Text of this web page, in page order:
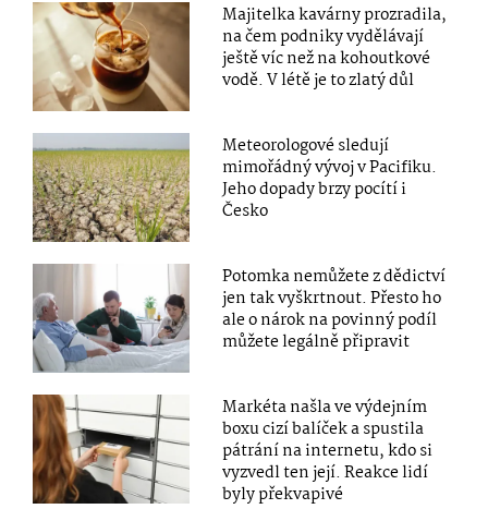
Majitelka kavárny prozradila,
na čem podniky vydělávají
ještě víc než na kohoutkové
vodě. V létě je to zlatý důl
Meteorologové sledují
mimořádný vývoj v Pacifiku.
Jeho dopady brzy pocítí i
Česko
Potomka nemůžete z dědictví
jen tak vyškrtnout. Přesto ho
ale o nárok na povinný podíl
můžete legálně připravit
Markéta našla ve výdejním
boxu cizí balíček a spustila
pátrání na internetu, kdo si
vyzvedl ten její. Reakce lidí
byly překvapivé